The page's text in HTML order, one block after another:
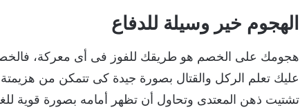
الهجوم خير وسيلة للدفاع
هجومك على الخصم هو طريقك للفوز فى أى معركة،
عليك تعلم الركل والقتال بصورة جيدة كى تتمكن من
تشتيت ذهن المعتدى وتحاول أن تظهر أمامه بصورة قوية